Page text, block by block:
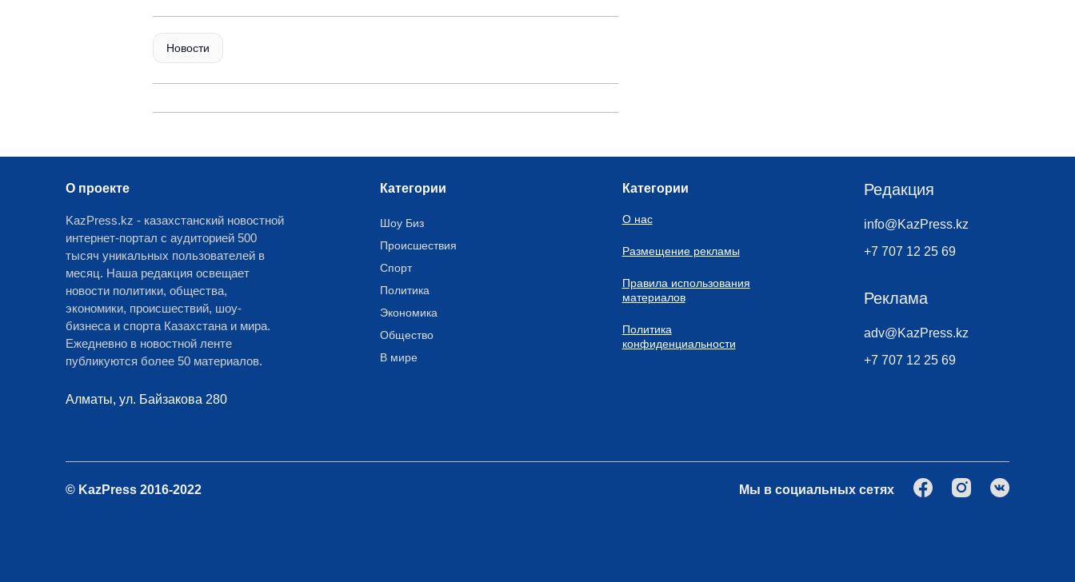
Новости
О проекте
KazPress.kz - казахстанский новостной
интернет-портал с аудиторией 500
тысяч уникальных пользователей в
месяц. Наша редакция освещает
новости политики, общества,
экономики, происшествий, шоу-
бизнеса и спорта Казахстана и мира.
Ежедневно в новостной ленте
публикуются более 50 материалов.
Алматы, ул. Байзакова 280
Категории
Шоу Биз
Происшествия
Спорт
Политика
Экономика
Общество
В мире
Категории
О нас
Размещение рекламы
Правила использования
материалов
Политика
конфиденциальности
Редакция
info@KazPress.kz
+7 707 12 25 69
Реклама
adv@KazPress.kz
+7 707 12 25 69
© KazPress 2016-2022 Мы в социальных сетях